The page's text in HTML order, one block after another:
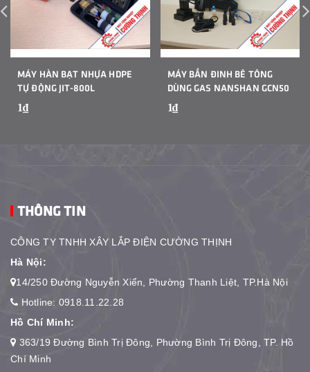
MÁY HÀN BẠT NHỰA HDPE
TỰ ĐỘNG JIT-800L
1₫
MÁY BẮN ĐINH BÊ TÔNG
DÙNG GAS NANSHAN GCN50
1₫
THÔNG TIN
CÔNG TY TNHH XÂY LẮP ĐIỆN CƯỜNG THỊNH
Hà Nội:
14/250 Đường Nguyễn Xiển, Phường Thanh Liệt, TP.Hà Nội
Hotline: 0918.11.22.28
Hồ Chí Minh:
363/19 Đường Bình Trị Đông, Phường Bình Trị Đông, TP. Hồ
Chí Minh